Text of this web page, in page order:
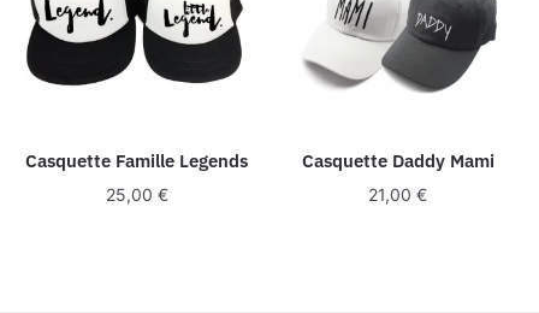
Casquette Famille Legends
25,00 €
Casquette Daddy Mami
21,00€